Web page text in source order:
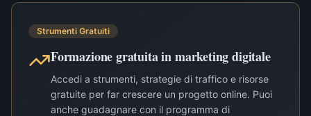
Strumenti Gratuiti
Formazione gratuita in marketing digitale
Accedi a strumenti, strategie di traffico e risorse
gratuite per far crescere un progetto online. Puoi
anche guadagnare con il programma di